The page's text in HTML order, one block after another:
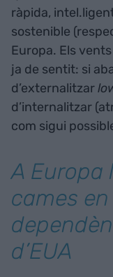
ràpida,
sostenible
Europa. Els
ja de sentit: si
d’externalitzar
d’internalitzar
com sigui
A Europa
cames en
d’EUA